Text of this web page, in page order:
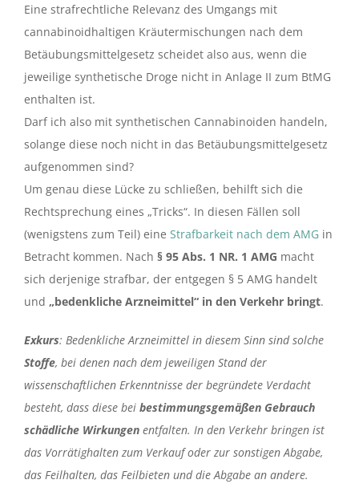
Eine strafrechtliche Relevanz des Umgangs mit
cannabinoidhaltigen Kräutermischungen nach dem
Betäubungsmittelgesetz scheidet also aus, wenn die
jeweilige synthetische Droge nicht in Anlage II zum BtMG
enthalten ist.
Darf ich also mit synthetischen Cannabinoiden handeln,
solange diese noch nicht in das Betäubungsmittelgesetz
aufgenommen sind?
Um genau diese Lücke zu schließen, behilft sich die
Rechtsprechung eines „Tricks“. In diesen Fällen soll
(wenigstens zum Teil) eine Strafbarkeit nach dem AMG in
Betracht kommen. Nach § 95 Abs. 1 NR. 1 AMG macht
sich derjenige strafbar, der entgegen § 5 AMG handelt
und „bedenkliche Arzneimittel“ in den Verkehr bringt.
Exkurs: Bedenkliche Arzneimittel in diesem Sinn sind solche
Stoffe, bei denen nach dem jeweiligen Stand der
wissenschaftlichen Erkenntnisse der begründete Verdacht
besteht, dass diese bei bestimmungsgemäßen Gebrauch
schädliche Wirkungen entfalten. In den Verkehr bringen ist
das Vorrätighalten zum Verkauf oder zur sonstigen Abgabe,
das Feilhalten, das Feilbieten und die Abgabe an andere.